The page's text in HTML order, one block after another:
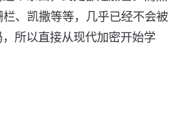
、凯撒等等，几乎已经不会被
所以直接从现代加密开始学